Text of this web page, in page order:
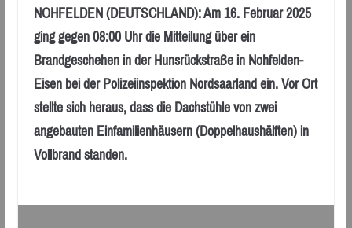
NOHFELDEN (DEUTSCHLAND): Am 16. Februar 2025
ging gegen 08:00 Uhr die Mitteilung über ein
Brandgeschehen in der Hunsrückstraße in Nohfelden-
Eisen bei der Polizeiinspektion Nordsaarland ein. Vor Ort
stellte sich heraus, dass die Dachstühle von zwei
angebauten Einfamilienhäusern (Doppelhaushälften) in
Vollbrand standen.